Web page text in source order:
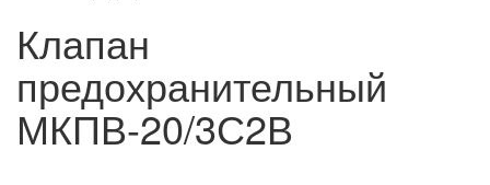
Клапан
предохранительный
МКПВ-20/3С2В